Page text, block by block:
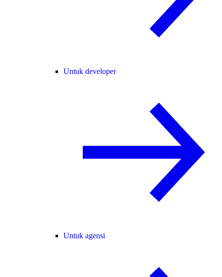
Untuk developer
Untuk agensi